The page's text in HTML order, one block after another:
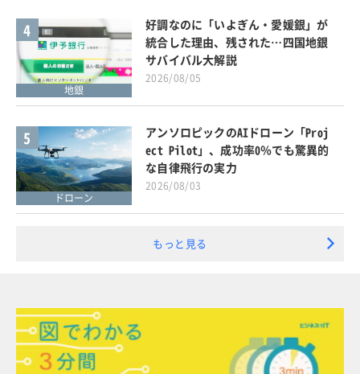
4
地銀
好調なのに「いよぎん・愛媛銀」が
統合した理由、残された…四国地銀
サバイバル大解説
2026/08/05
5
ドローン
アンソロピックのAIドローン「Proj
ect Pilot」、成功率0％でも驚異的
な自律飛行の実力
2026/08/03
もっと見る